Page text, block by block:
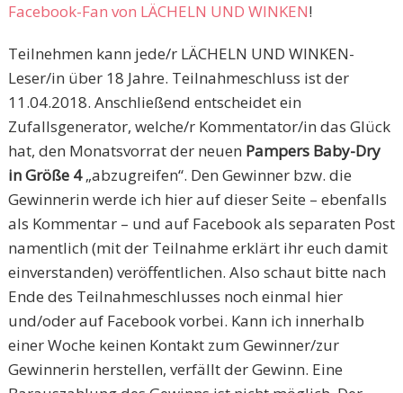
Facebook-Fan von LÄCHELN UND WINKEN!
Teilnehmen kann jede/r LÄCHELN UND WINKEN-
Leser/in über 18 Jahre. Teilnahmeschluss ist der
11.04.2018. Anschließend entscheidet ein
Zufallsgenerator, welche/r Kommentator/in das Glück
hat, den Monatsvorrat der neuen Pampers Baby-Dry
in Größe 4„abzugreifen“. Den Gewinner bzw. die
Gewinnerin werde ich hier auf dieser Seite – ebenfalls
als Kommentar – und auf Facebook als separaten Post
namentlich (mit der Teilnahme erklärt ihr euch damit
einverstanden) veröffentlichen. Also schaut bitte nach
Ende des Teilnahmeschlusses noch einmal hier
und/oder auf Facebook vorbei. Kann ich innerhalb
einer Woche keinen Kontakt zum Gewinner/zur
Gewinnerin herstellen, verfällt der Gewinn. Eine